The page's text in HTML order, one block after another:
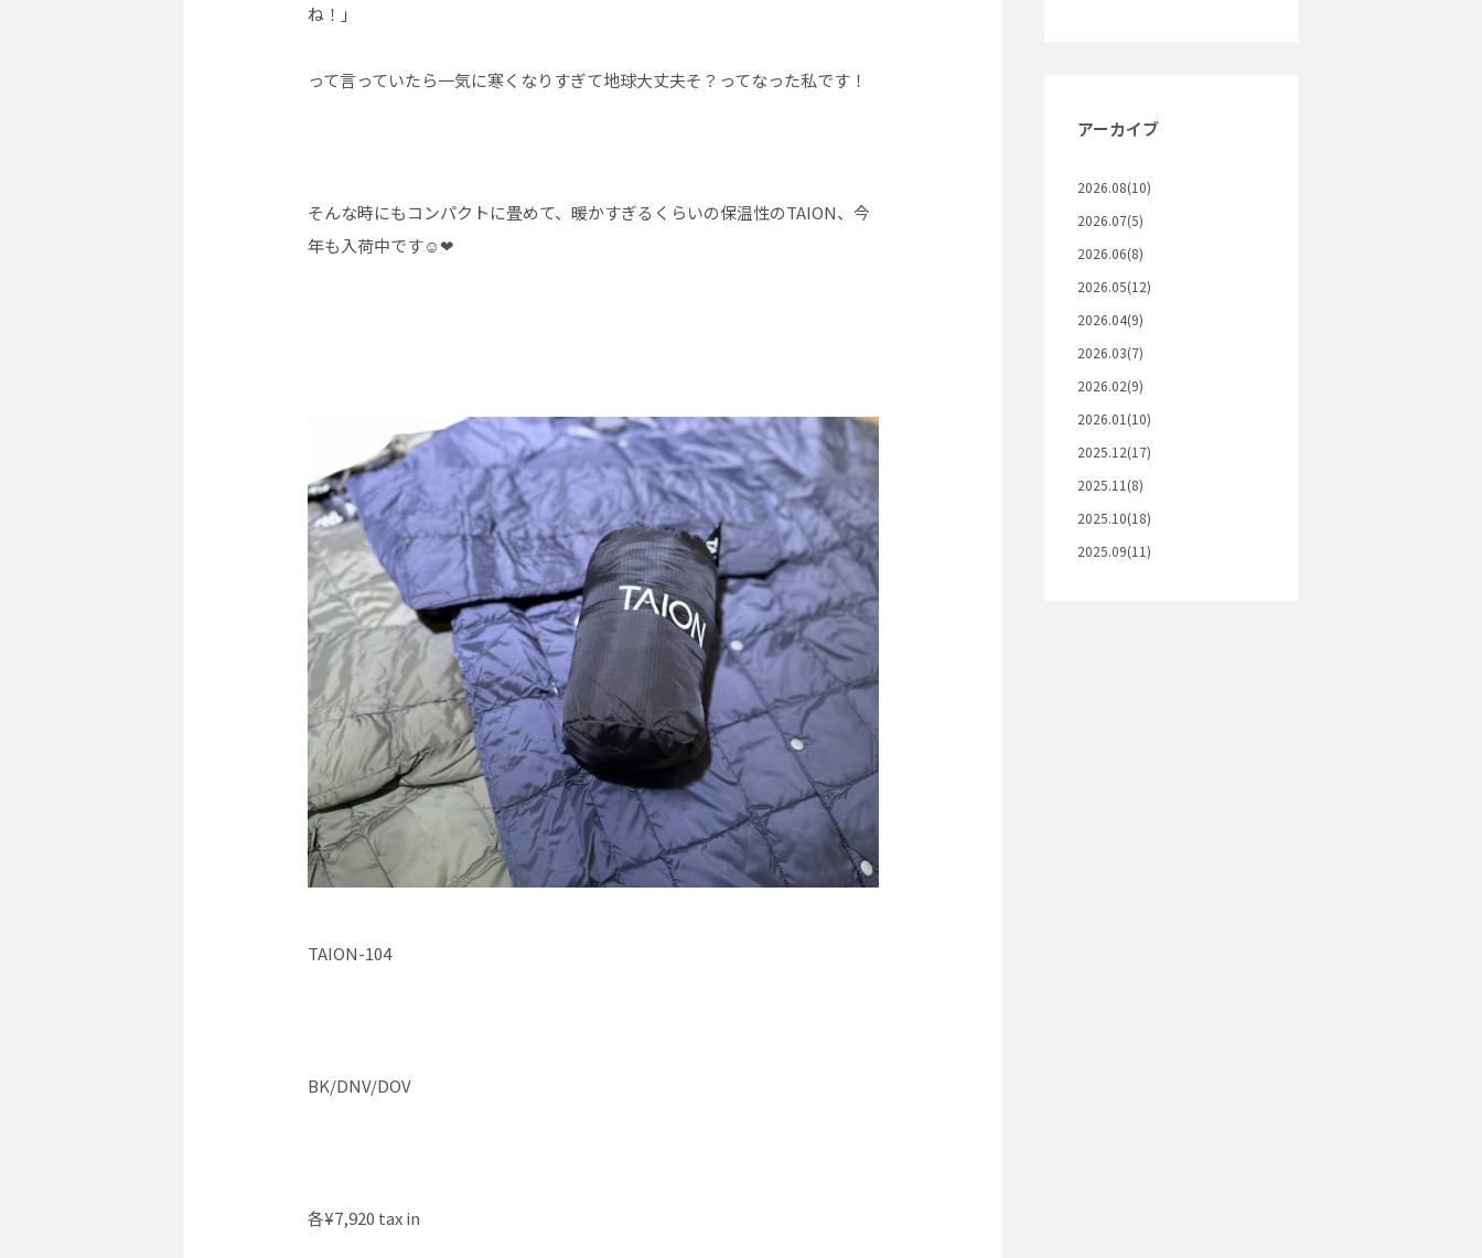
ね！」
って言っていたら一気に寒くなりすぎて地球大丈夫そ？ってなった私です！
そんな時にもコンパクトに畳めて、暖かすぎるくらいの保温性のTAION、今
年も入荷中です☺︎❤︎
TAION-104
BK/DNV/DOV
各¥7,920 tax in
アーカイブ
2026.08(10)
2026.07(5)
2026.06(8)
2026.05(12)
2026.04(9)
2026.03(7)
2026.02(9)
2026.01(10)
2025.12(17)
2025.11(8)
2025.10(18)
2025.09(11)